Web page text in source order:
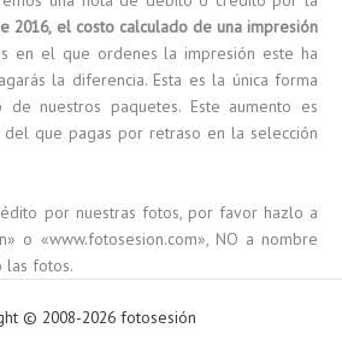
2016, el costo calculado de una impresión
en el que ordenes la impresión este ha
la diferencia. Esta es la única forma
nuestros paquetes. Este aumento es
del que pagas por retraso en la selección
por nuestras fotos, por favor hazlo a
o «www.fotosesion.com», NO a nombre
las fotos.
© 2008-2026 fotosesión